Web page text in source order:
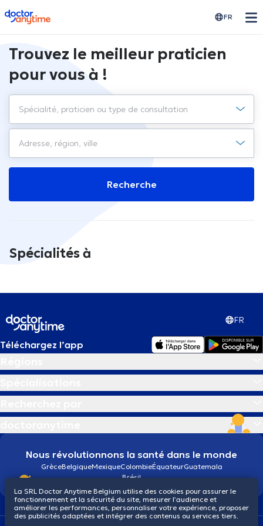
doctoranytime FR
Trouvez le meilleur praticien
pour vous à !
Recherche
Spécialités à
FR
Téléchargez l’app
Nous révolutionnons la santé dans le monde
GrèceBelgiqueMexiqueColombieÉquateurGuatemala
Brésil
La SRL Doctor Anytime Belgium utilise des cookies pour assurer le
fonctionnement et la sécurité du site, mesurer l’audience et
améliorer les performances, personnaliser votre expérience, proposer
des publicités adaptées et intégrer des contenus ou services tiers.